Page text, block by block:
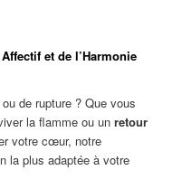
et de l’Harmonie
de rupture ? Que vous
la flamme ou unretour
votre cœur, notre
la plus adaptée à votre